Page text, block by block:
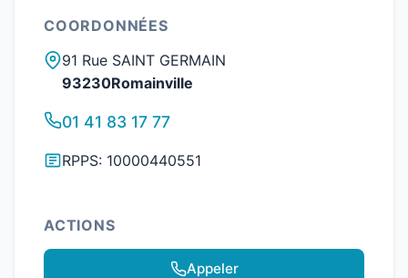
COORDONNÉES
91 Rue SAINT GERMAIN
93230Romainville
01 41 83 17 77
RPPS: 10000440551
ACTIONS
Appeler